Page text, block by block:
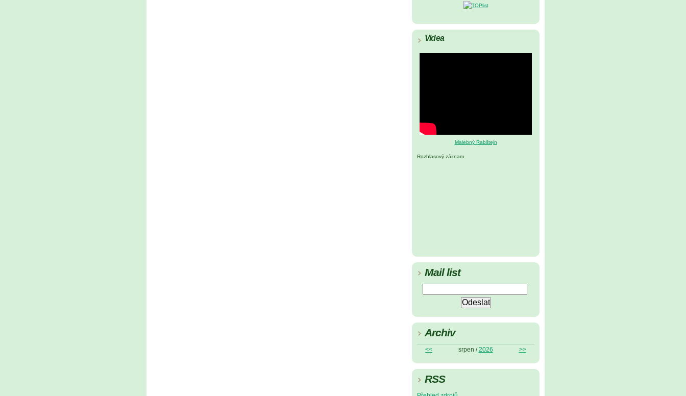
Videa
Malebný Rabštejn
Rozhlasový záznam
Mail list
Archiv
<< srpen /2026 >>
RSS